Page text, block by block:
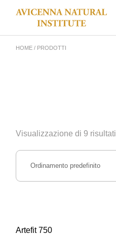
HOME PRODOTTI
Visualizzazione di 9 risultati
Artefit 750